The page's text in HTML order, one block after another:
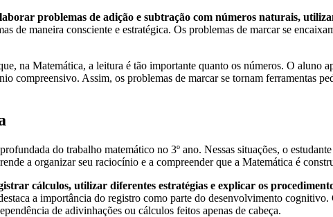
problemas de adição e subtração com números naturais,
de maneira consciente e estratégica. Os problemas de marcar se
na Matemática, a leitura é tão importante quanto os números. O aluno
compreensivo. Assim, os problemas de marcar se tornam ferramentas
do trabalho matemático no 3º ano. Nessas situações, o
a organizar seu raciocínio e a compreender que a Matemática é
cálculos, utilizar diferentes estratégias e explicar os
a importância do registro como parte do desenvolvimento
de adivinhações ou cálculos feitos apenas de cabeça.